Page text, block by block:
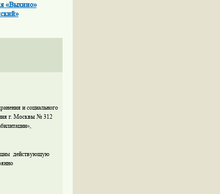
«Выхино»
и социального
г. Москвы № 312
действующую